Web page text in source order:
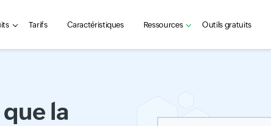
Tarifs Caractéristiques Ressources Outils gratuits
la